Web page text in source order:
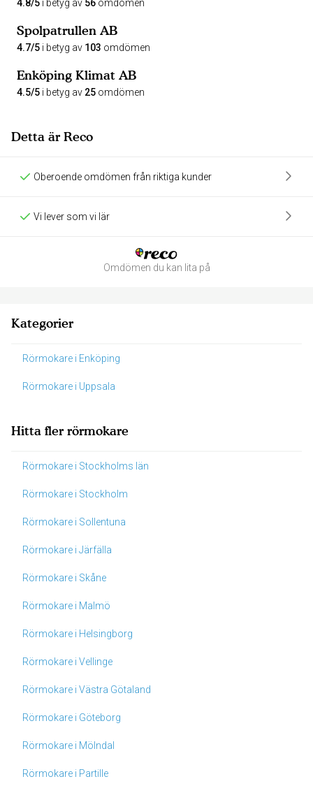
4.8/5 i betyg av 56 omdömen
Spolpatrullen AB
4.7/5 i betyg av 103 omdömen
Enköping Klimat AB
4.5/5 i betyg av 25 omdömen
Detta är Reco
Oberoende omdömen från riktiga kunder
Vi lever som vi lär
Omdömen du kan lita på
Kategorier
Rörmokare i Enköping
Rörmokare i Uppsala
Hitta fler rörmokare
Rörmokare i Stockholms län
Rörmokare i Stockholm
Rörmokare i Sollentuna
Rörmokare i Järfälla
Rörmokare i Skåne
Rörmokare i Malmö
Rörmokare i Helsingborg
Rörmokare i Vellinge
Rörmokare i Västra Götaland
Rörmokare i Göteborg
Rörmokare i Mölndal
Rörmokare i Partille